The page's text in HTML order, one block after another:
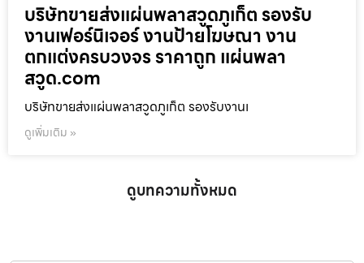
บริษัทขายส่งแผ่นพลาสวูดภูเก็ต รองรับ
งานเฟอร์นิเจอร์ งานป้ายโฆษณา งาน
ตกแต่งครบวงจร ราคาถูก แผ่นพลา
สวูด.com
บริษัทขายส่งแผ่นพลาสวูดภูเก็ต รองรับงานเ
ดูเพิ่มเติม »
ดูบทความทั้งหมด